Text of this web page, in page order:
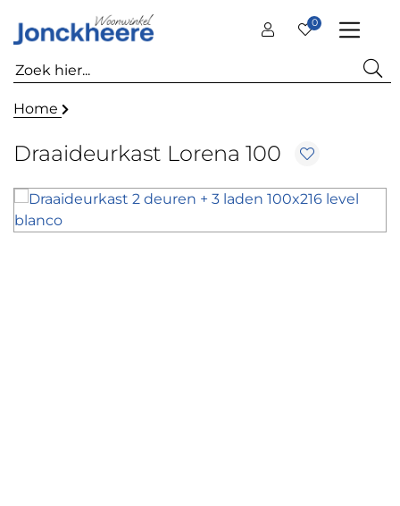
0
Home
Draaideurkast Lorena 100